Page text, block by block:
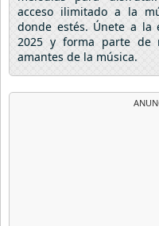
acceso ilimitado a la
donde estés. Únete a la
2025 y forma parte de
amantes de la música.